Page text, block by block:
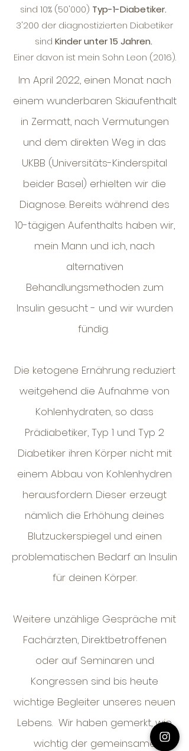
sind 10% (50'000) Typ-1-Diabetiker.
3'200 der diagnostizierten Diabetiker
sind Kinder unter 15 Jahren.
Einer davon ist mein Sohn Leon (2016).
Im April 2022, einen Monat nach
einem wunderbaren Skiaufenthalt
in Zermatt, nach Vermutungen
und dem direkten Weg in das
UKBB (Universitäts-Kinderspital
beider Basel) erhielten wir die
Diagnose. Bereits während des
10-tägigen Aufenthalts haben wir,
mein Mann und ich, nach
alternativen
Behandlungsmethoden zum
Insulin gesucht - und wir wurden
fündig.
Die ketogene Ernährung reduziert
weitgehend die Aufnahme von
Kohlenhydraten, so dass
Prädiabetiker, Typ 1 und Typ 2
Diabetiker ihren Körper nicht mit
einem Abbau von Kohlenhydren
herausfordern. Dieser erzeugt
nämlich die Erhöhung deines
Blutzuckerspiegel und einen
problematischen Bedarf an Insulin
für deinen Körper.
Weitere unzählige Gespräche mit
Fachärzten, Direktbetroffenen
oder auf Seminaren und
Kongressen sind bis heute
wichtige Begleiter unseres neuen
Lebens. Wir haben gemerkt, wie
wichtig der gemeinsame